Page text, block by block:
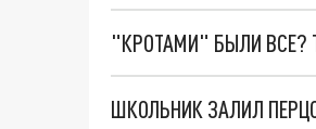
"КРОТАМИ" БЫЛИ ВСЕ?
ШКОЛЬНИК ЗАЛИЛ